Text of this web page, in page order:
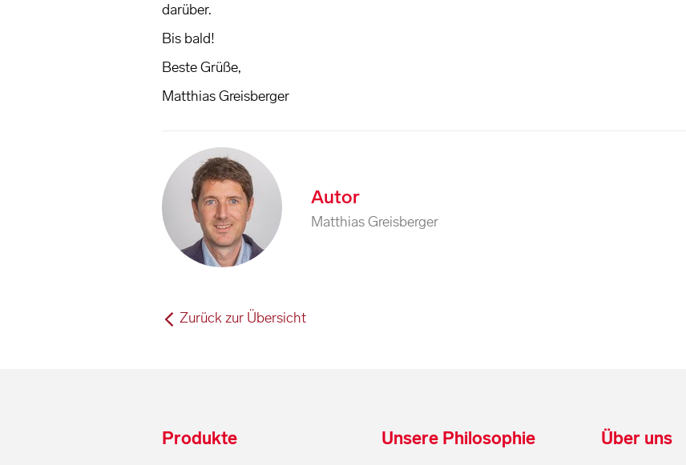
darüber.
Bis bald!
Beste Grüße,
Matthias Greisberger
Autor
Matthias Greisberger
Zurück zur Übersicht
Produkte Unsere Philosophie Über uns